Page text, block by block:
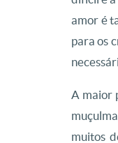
amor é
para os
A maior
muitos